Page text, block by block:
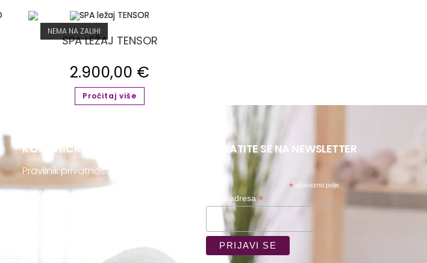
NEMA NA ZALIHI
SPA LEŽAJ TENSOR
2.900,00 €
Pročitaj više
KORISNIČKA PODRŠKA
Pravilnik privatnosti
Kolačići
PRETPLATITE SE NA NEWSLETTER
*obavezno polje
Email adresa*